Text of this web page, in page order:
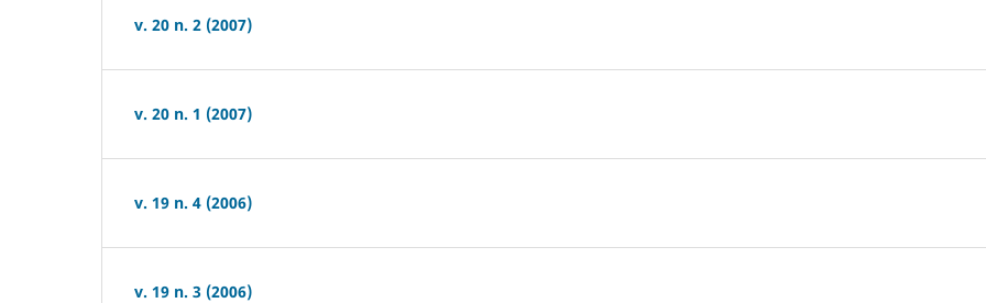
v. 20 n. 2 (2007)
v. 20 n. 1 (2007)
v. 19 n. 4 (2006)
v. 19 n. 3 (2006)